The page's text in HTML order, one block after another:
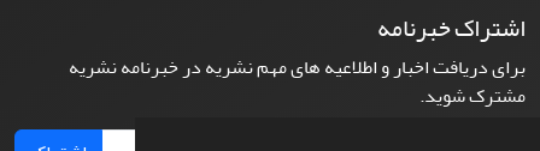
اشتراک خبرنامه
برای دریافت اخبار و اطلاعیه های مهم نشریه در خبرنامه نشریه
مشترک شوید.